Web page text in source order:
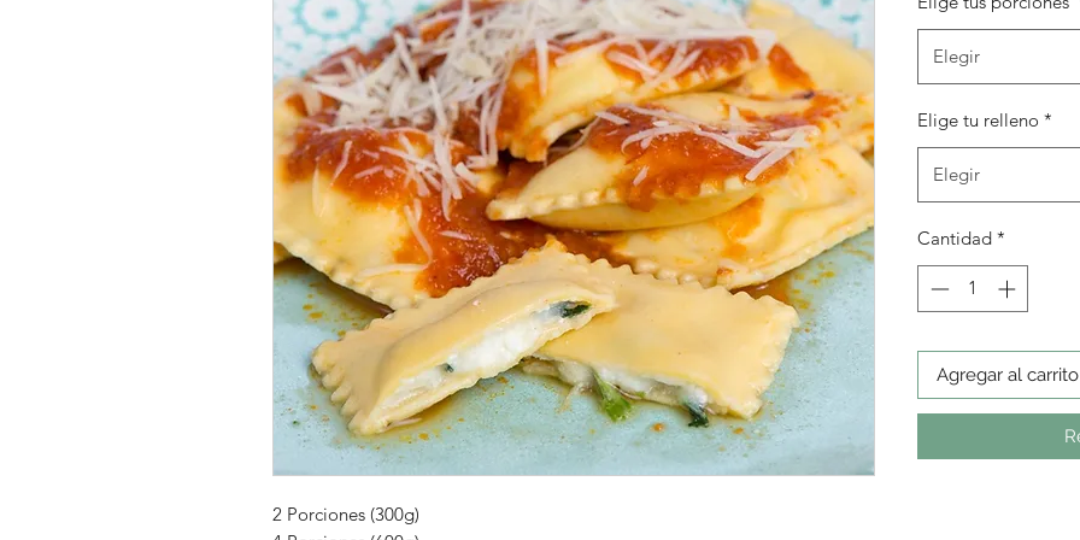
2 Porciones (300g)
Elegir
Elige tu relleno *
Elegir
Cantidad *
Agregar al carrito